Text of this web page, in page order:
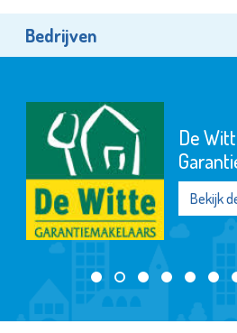
Bedrijven
De
Bekijk